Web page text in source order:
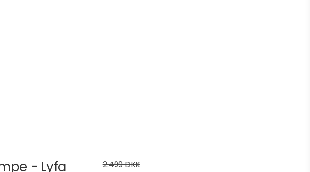
- Lyfa 2.499 DKK